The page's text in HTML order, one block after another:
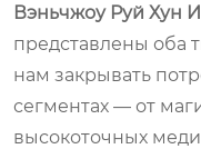
Вэньчжоу Руй Хун
представлены оба
нам закрывать
сегментах — от
высокоточных